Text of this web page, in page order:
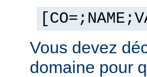
Vous devez
domaine pour